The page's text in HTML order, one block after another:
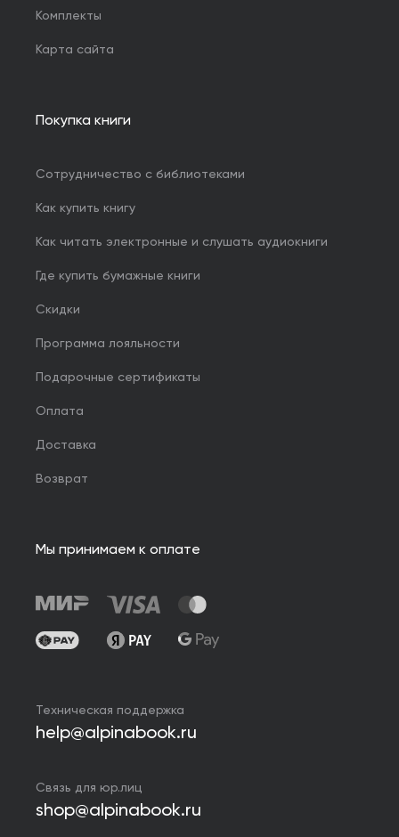
Комплекты
Карта сайта
Покупка книги
Сотрудничество с библиотеками
Как купить книгу
Как читать электронные и слушать аудиокниги
Где купить бумажные книги
Скидки
Программа лояльности
Подарочные сертификаты
Оплата
Доставка
Возврат
Мы принимаем к оплате
Техническая поддержка
help@alpinabook.ru
Связь для юр.лиц
shop@alpinabook.ru